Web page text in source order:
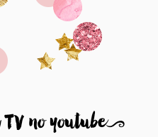
no youtube9